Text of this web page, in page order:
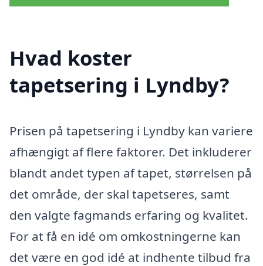
Hvad koster
tapetsering i Lyndby?
Prisen på tapetsering i Lyndby kan variere
afhængigt af flere faktorer. Det inkluderer
blandt andet typen af tapet, størrelsen på
det område, der skal tapetseres, samt
den valgte fagmands erfaring og kvalitet.
For at få en idé om omkostningerne kan
det være en god idé at indhente tilbud fra